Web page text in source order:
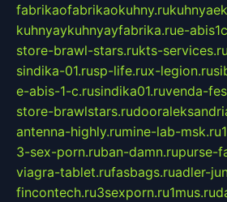
fabrikaofabrikaokuhny.ru
kuhnyaykuhnyayfabrika.rue-
store-brawl-stars.rukts-services.ru
sindika-01.rusp-life.rux-legion.ru
e-abis-1-c.rusindika01.ruvenda-
store-brawlstars.ru
antenna-highly.rumine-lab-msk.ru
3-sex-porn.ruban-damn.rupurse-
viagra-tablet.rufasbags.ruadler-
fincontech.ru3sexporn.ru1mus.ru